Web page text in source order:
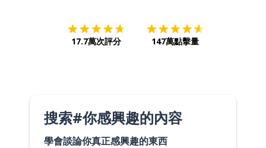
17.7萬次評分 147萬點擊量
搜索#你感興趣的內容
學會談論你真正感興趣的東西